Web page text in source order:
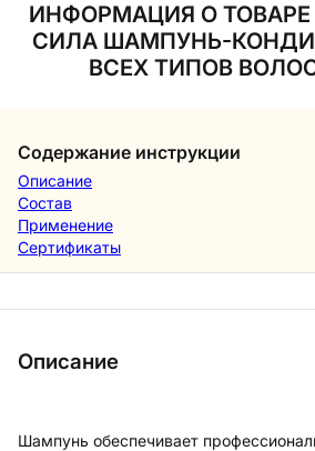
ИНФОРМАЦИЯ О
СИЛА ШАМПУНЬ-
ВСЕХ ТИПОВ
Содержание инструкции
Описание
Состав
Применение
Сертификаты
Описание
Шампунь обеспечивает